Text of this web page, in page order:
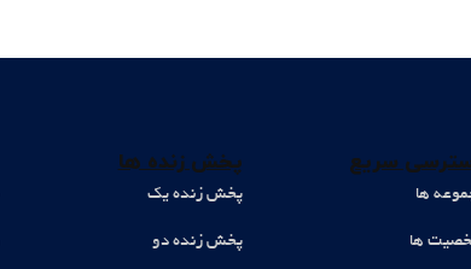
سریع
ها
ها
پخش زنده ها
پخش زنده یک
پخش زنده دو